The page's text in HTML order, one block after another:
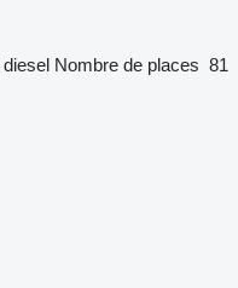
diesel Nombre de places 81